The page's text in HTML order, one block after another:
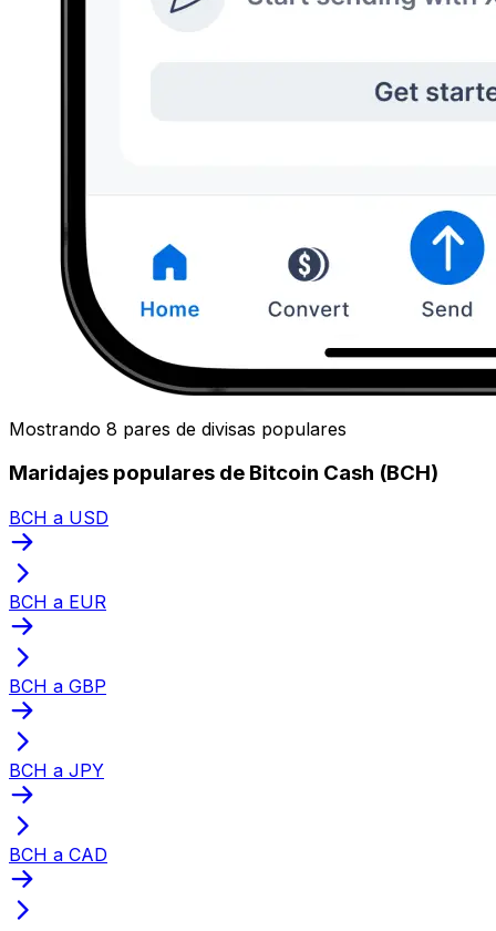
Mostrando 8 pares de divisas populares
Maridajes populares de Bitcoin Cash (BCH)
BCH a USD
BCH a EUR
BCH a GBP
BCH a JPY
BCH a CAD